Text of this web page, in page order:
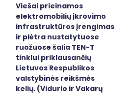
Viešai prieinamos
elektromobilių įkrovimo
infrastruktūros įrengimas
ir plėtra nustatytuose
ruožuose šalia TEN-T
tinklui priklausančių
Lietuvos Respublikos
valstybinės reikšmės
kelių. (Vidurio ir Vakarų